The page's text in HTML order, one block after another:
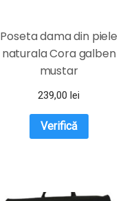
Poseta dama din piele
naturala Cora galben
mustar
239,00lei
Verifică